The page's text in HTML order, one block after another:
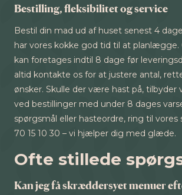
Bestilling, fleksibilitet og service
Bestil din mad ud af huset senest 4
har vores kokke god tid til at planlægge.
kan foretages indtil 8 dage før
altid kontakte os for at justere antal,
ønsker. Skulle der være hast på,
ved bestillinger med under 8 dages
spørgsmål eller hasteordre, ring til vores
70 15 10 30 – vi hjælper dig med glæde.
Ofte stillede
Kan jeg få skræddersyet menuer